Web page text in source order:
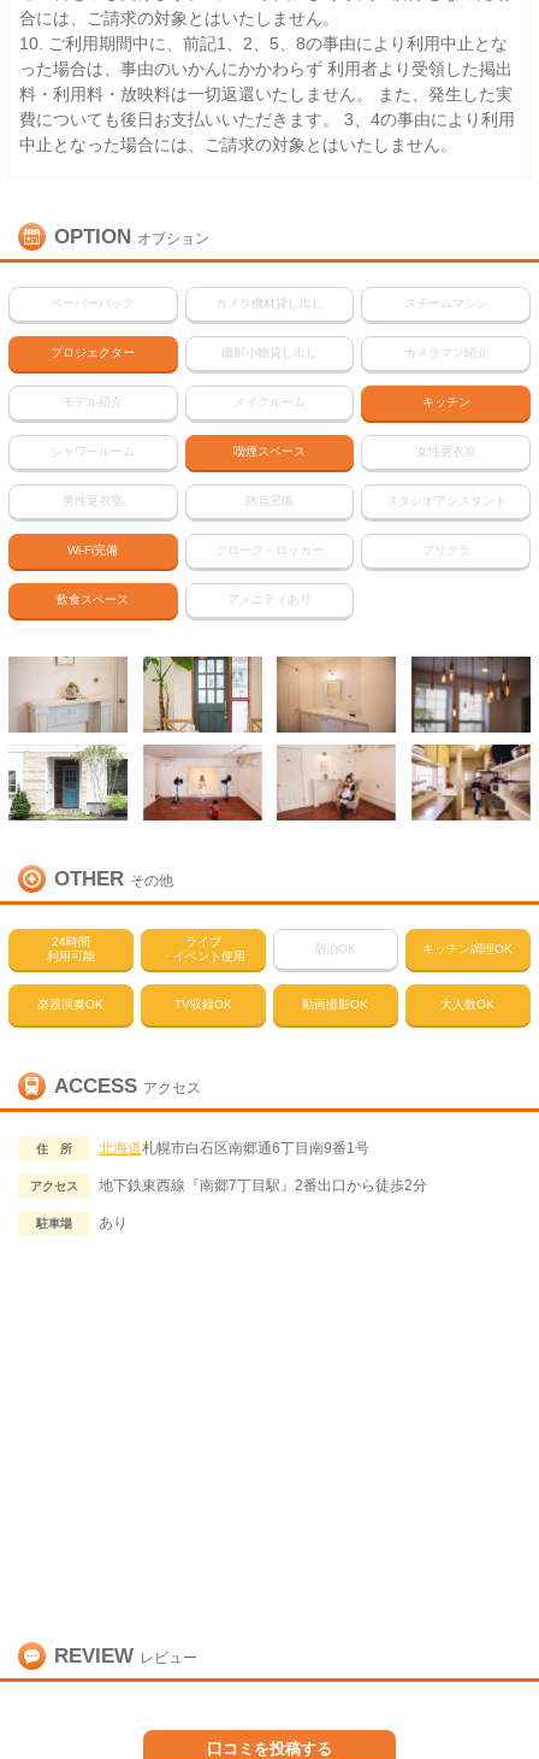
合には、ご請求の対象とはいたしません。
10. ご利用期間中に、前記1、2、5、8の事由により利用中止とな
った場合は、事由のいかんにかかわらず 利用者より受領した掲出
料・利用料・放映料は一切返還いたしません。 また、発生した実
費についても後日お支払いいただきます。 3、4の事由により利用
中止となった場合には、ご請求の対象とはいたしません。
OPTION オプション
ペーパーバック カメラ機材貸し出し スチームマシン
プロジェクター 撮影小物貸し出し カメラマン紹介
モデル紹介 メイクルーム キッチン
シャワールーム 喫煙スペース 女性更衣室
男性更衣室 防音完備 スタジオアシスタント
Wi-Fi完備 クローク・ロッカー プリクラ
飲食スペース アメニティあり
OTHER その他
24時間
利用可能
ライブ
・イベント使用
宿泊OK キッチン調理OK
楽器演奏OK TV収録OK 動画撮影OK 大人数OK
ACCESS アクセス
住 所 北海道札幌市白石区南郷通6丁目南9番1号
アクセス 地下鉄東西線『南郷7丁目駅』2番出口から徒歩2分
駐車場 あり
REVIEW レビュー
口コミを投稿する